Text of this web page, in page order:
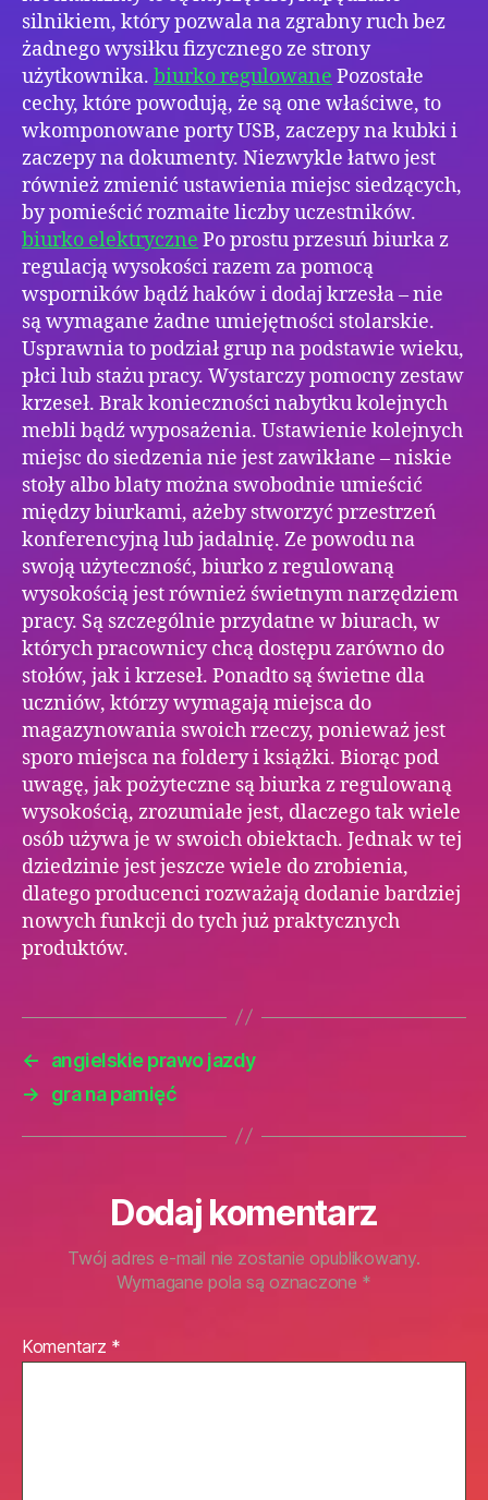
silnikiem, który pozwala na zgrabny ruch bez
żadnego wysiłku fizycznego ze strony
użytkownika. biurko regulowane Pozostałe
cechy, które powodują, że są one właściwe, to
wkomponowane porty USB, zaczepy na kubki i
zaczepy na dokumenty. Niezwykle łatwo jest
również zmienić ustawienia miejsc siedzących,
by pomieścić rozmaite liczby uczestników.
biurko elektryczne Po prostu przesuń biurka z
regulacją wysokości razem za pomocą
wsporników bądź haków i dodaj krzesła – nie
są wymagane żadne umiejętności stolarskie.
Usprawnia to podział grup na podstawie wieku,
płci lub stażu pracy. Wystarczy pomocny zestaw
krzeseł. Brak konieczności nabytku kolejnych
mebli bądź wyposażenia. Ustawienie kolejnych
miejsc do siedzenia nie jest zawikłane – niskie
stoły albo blaty można swobodnie umieścić
między biurkami, ażeby stworzyć przestrzeń
konferencyjną lub jadalnię. Ze powodu na
swoją użyteczność, biurko z regulowaną
wysokością jest również świetnym narzędziem
pracy. Są szczególnie przydatne w biurach, w
których pracownicy chcą dostępu zarówno do
stołów, jak i krzeseł. Ponadto są świetne dla
uczniów, którzy wymagają miejsca do
magazynowania swoich rzeczy, ponieważ jest
sporo miejsca na foldery i książki. Biorąc pod
uwagę, jak pożyteczne są biurka z regulowaną
wysokością, zrozumiałe jest, dlaczego tak wiele
osób używa je w swoich obiektach. Jednak w tej
dziedzinie jest jeszcze wiele do zrobienia,
dlatego producenci rozważają dodanie bardziej
nowych funkcji do tych już praktycznych
produktów.
←
angielskie prawo jazdy
→
gra na pamięć
Dodaj komentarz
Twój adres e-mail nie zostanie opublikowany.
Wymagane pola są oznaczone *
Komentarz *